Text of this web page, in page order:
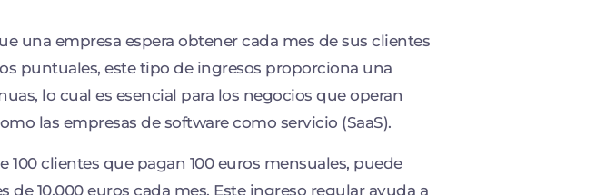
una empresa espera obtener cada mes de sus clientes
puntuales, este tipo de ingresos proporciona una
lo cual es esencial para los negocios que operan
las empresas de software como servicio (SaaS).
100 clientes que pagan 100 euros mensuales, puede
de 10.000 euros cada mes. Este ingreso regular ayuda a